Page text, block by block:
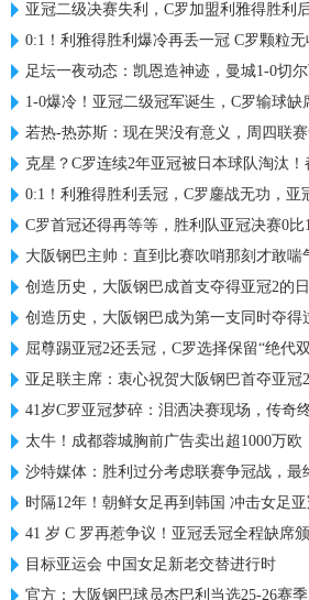
亚冠二级决赛失利，C罗加盟利雅得胜利
0:1！利雅得胜利爆冷再丢一冠 C罗颗粒
足坛一夜动态：凯恩造神迹，曼城1-0切
1-0爆冷！亚冠二级冠军诞生，C罗输球缺席
若热-热苏斯：现在哭没有意义，周四联
克星？C罗连续2年亚冠被日本球队淘汰
0:1！利雅得胜利丢冠，C罗鏖战无功，亚
C罗首冠还得再等等，胜利队亚冠决赛0比
大阪钢巴主帅：直到比赛吹哨那刻才敢喘
创造历史，大阪钢巴成首支夺得亚冠2的日
创造历史，大阪钢巴成为第一支同时夺得
屈尊踢亚冠2还丢冠，C罗选择保留“绝代
亚足联主席：衷心祝贺大阪钢巴首夺亚冠
41岁C罗亚冠梦碎：泪洒决赛现场，传奇
太牛！成都蓉城胸前广告卖出超1000万欧
沙特媒体：胜利过分考虑联赛争冠战，最
时隔12年！朝鲜女足再到韩国 冲击女足
41 岁 C 罗再惹争议！亚冠丢冠全程缺席
目标亚运会 中国女足新老交替进行时
官方：大阪钢巴球员杰巴利当选25-26赛